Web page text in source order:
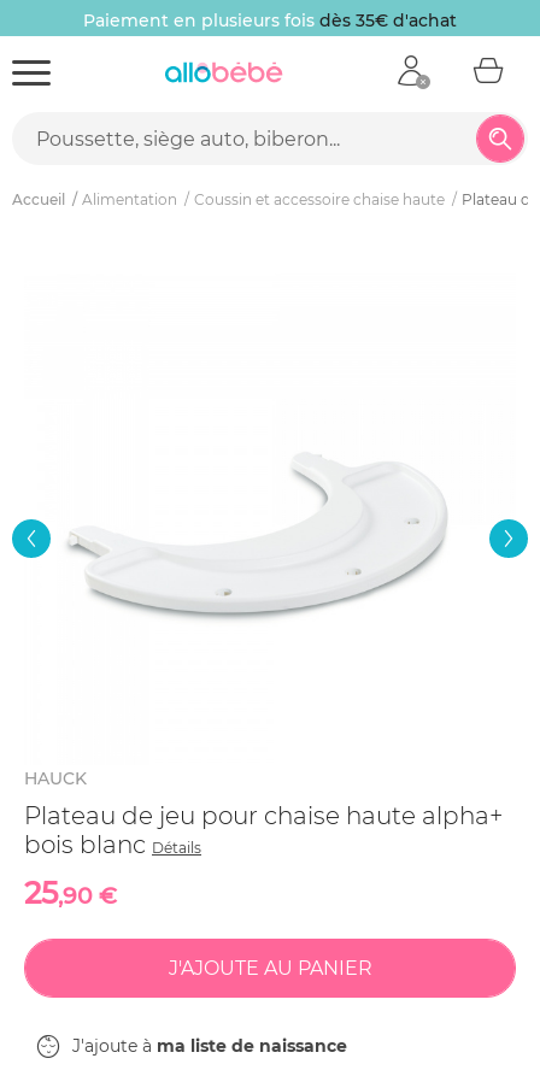
Paiement en plusieurs fois dès 35€ d'achat
Accueil Alimentation Coussin et accessoire chaise haute Plateau
HAUCK
Plateau de jeu pour chaise haute alpha+
bois blanc Détails
25,90 €
J'ajoute à ma liste de naissance